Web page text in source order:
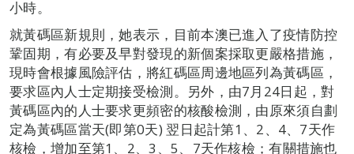
小時。
就黃碼區新規則，她表示，目前本澳已進入了疫情防控
鞏固期，有必要及早對發現的新個案採取更嚴格措施，
現時會根據風險評估，將紅碼區周邊地區列為黃碼區，
要求區內人士定期接受檢測。另外，由7月24日起，對
黃碼區內的人士要求更頻密的核酸檢測，由原來須自劃
定為黃碼區當天(即第0天) 翌日起計第1、2、4、7天作
核檢，增加至第1、2、3、5、7天作核檢；有關措施也